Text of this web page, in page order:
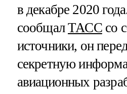
в декабре 2020
сообщалТАССсо
источники, он
секретную
авиационных